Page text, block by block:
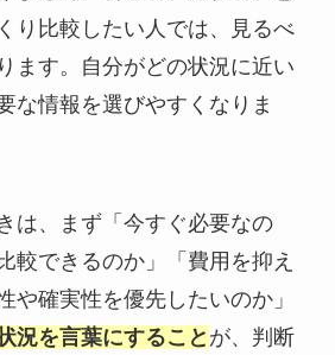
り比較したい人では、見るべ
ます。自分がどの状況に近い
な情報を選びやすくなりま
は、まず「今すぐ必要なの
較できるのか」「費用を抑え
や確実性を優先したいのか」
況を言葉にすること が、判断